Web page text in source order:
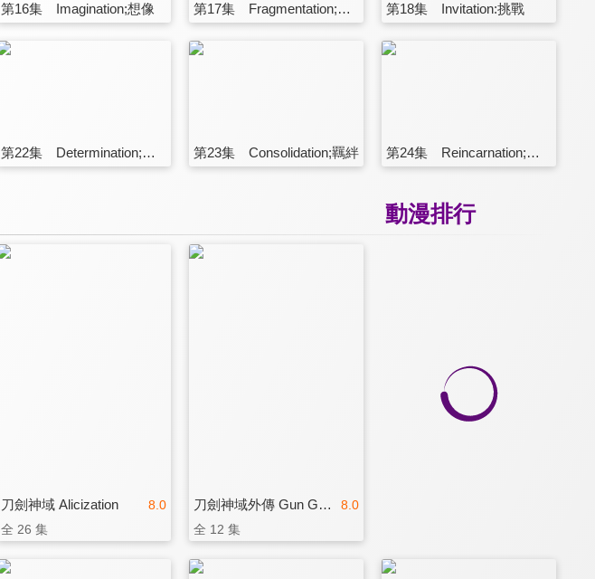
第16集 Imagination;想像 第17集 Fragmentation;分裂 第18集 Invitation:挑戰
第22集 Determination;決心 第23集 Consolidation;羈絆 第24集 Reincarnation;再生(完)
動漫排行
8.0
刀劍神域 Alicization
全 26 集
8.0
刀劍神域外傳 Gun Gale Online
全 12 集